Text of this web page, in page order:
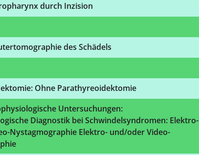
durch Inzision
des Schädels
Ohne Parathyreoidektomie
Untersuchungen:
Diagnostik bei Schwindelsyndromen: Elektro-
Nystagmographie Elektro- und/oder Video-